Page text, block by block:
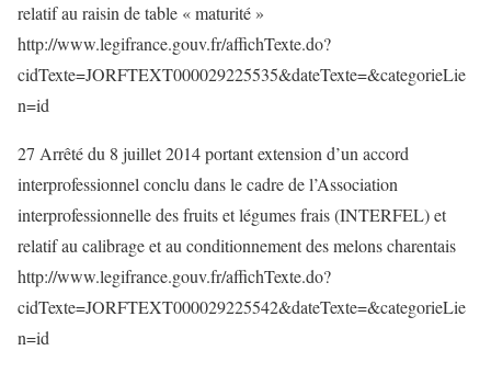
relatif au raisin de table « maturité »
http://www.legifrance.gouv.fr/affichTexte.do?
cidTexte=JORFTEXT000029225535&dateTexte=&categorieLie
n=id
27 Arrêté du 8 juillet 2014 portant extension d’un accord
interprofessionnel conclu dans le cadre de l’Association
interprofessionnelle des fruits et légumes frais (INTERFEL) et
relatif au calibrage et au conditionnement des melons charentais
http://www.legifrance.gouv.fr/affichTexte.do?
cidTexte=JORFTEXT000029225542&dateTexte=&categorieLie
n=id